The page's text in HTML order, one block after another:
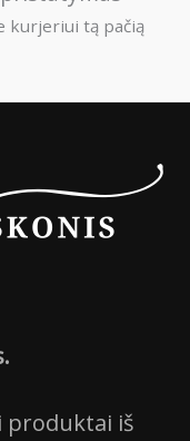
kurjeriui tą pačią
produktai iš